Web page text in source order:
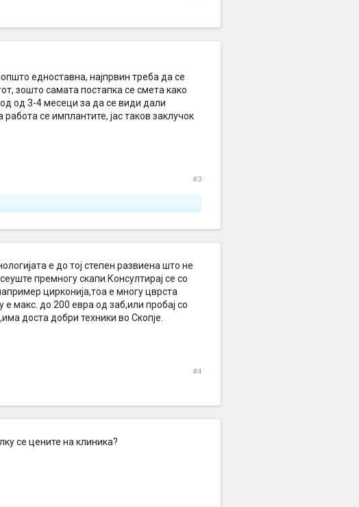
едноставна, најпрвин треба да се
зошто самата постапка се смета како
од 3-4 месеци за да се види дали
се имплантите, јас таков заклучок
#3
е до тој степен развиена што не
премногу скапи.Консултирај се со
цирконија,тоа е многу цврста
макс. до 200 евра од заб,или пробај со
доста добри техники во Скопје.
#4
се цените на клиника?